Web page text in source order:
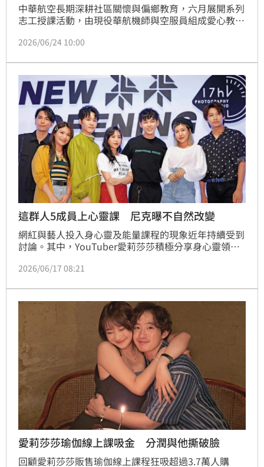
中華航空長期深耕社區關懷與偏鄉教育，六月展開系列
志工授課活動，由現役華航機師與空服員組成愛心教學
富的互動課程，引領孩子探索航空世界，開啟對飛行職
2026/06/24 10:00
這群人5成員上心靈課 尼克曝不自然改變
網紅與藝人投入身心靈及能量課程的現象近年持續受到
討論。其中，YouTuber愛莉莎莎積極分享身心靈領域
2026/06/17 08:21
愛莉莎莎瑜伽線上課吸金 分潤與他撕破臉
回顧愛莉莎莎販售瑜伽線上課程狂吸超過3.7萬人購